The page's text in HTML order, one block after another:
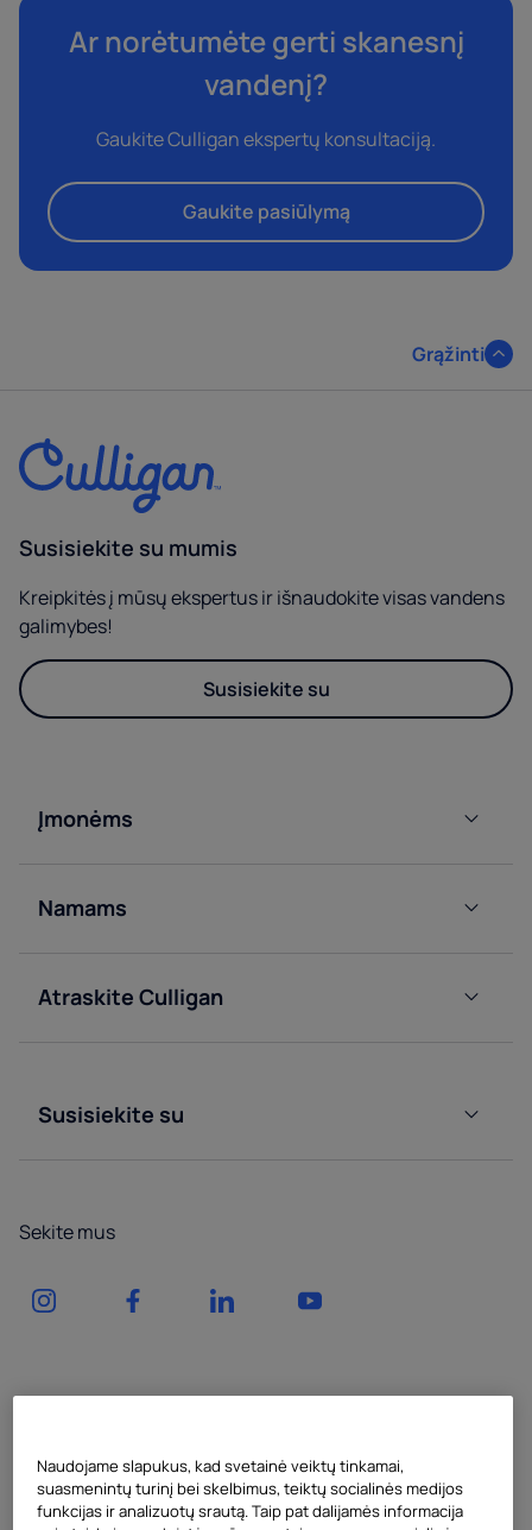
kaip aprašyta
Noriu gauti informaciją (taip pat ir el. Paštu) apie
,,Culligan“ produktus ir paslaugas.
Ar norėtumėte gerti skanesnį
vandenį?
Gaukite Culligan ekspertų konsultaciją.
Gaukite pasiūlymą
Grąžinti
Susisiekite su mumis
Kreipkitės į mūsų ekspertus ir išnaudokite visas vandens
galimybes!
Susisiekite su
Įmonėms
tinklo
vandens
tiekimas
aparatai
Namams
dalytuvai
prijungiami
vandens
pompos
tiekimas
buteliuose
Atraskite Culligan
Susisiekite su
pasiūlymą
Kliento
erdvė
Sekite mus
Naudojame slapukus, kad svetainė veiktų tinkamai,
suasmenintų turinį bei skelbimus, teiktų socialinės medijos
funkcijas ir analizuotų srautą. Taip pat dalijamės informacija